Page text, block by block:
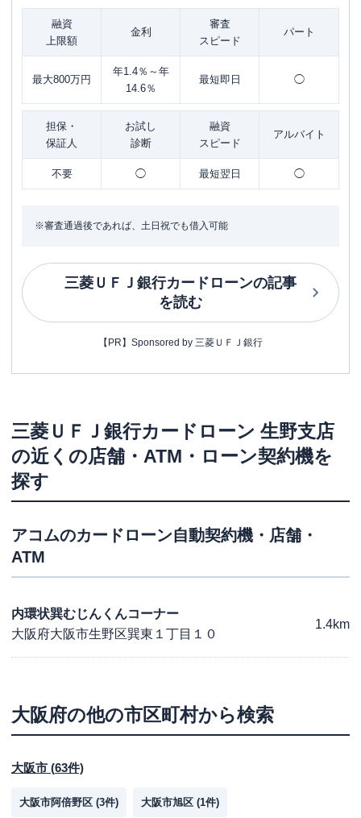
融資
上限額
金利
審査
スピード
パート
最大800万円
年1.4％～年
14.6％
最短即日 ◯
担保・
保証人
お試し
診断
融資
スピード
アルバイト
不要 ◯ 最短翌日 ◯
※審査通過後であれば、土日祝でも借入可能
三菱ＵＦＪ銀行カードローンの記事
を読む
【PR】Sponsored by 三菱ＵＦＪ銀行
三菱ＵＦＪ銀行カードローン 生野支店
の近くの店舗・ATM・ローン契約機を
探す
アコムのカードローン自動契約機・店舗・
ATM
内環状巽むじんくんコーナー
大阪府大阪市生野区巽東１丁目１０
1.4km
大阪府の他の市区町村から検索
大阪市 (63件)
大阪市阿倍野区 (3件) 大阪市旭区 (1件)